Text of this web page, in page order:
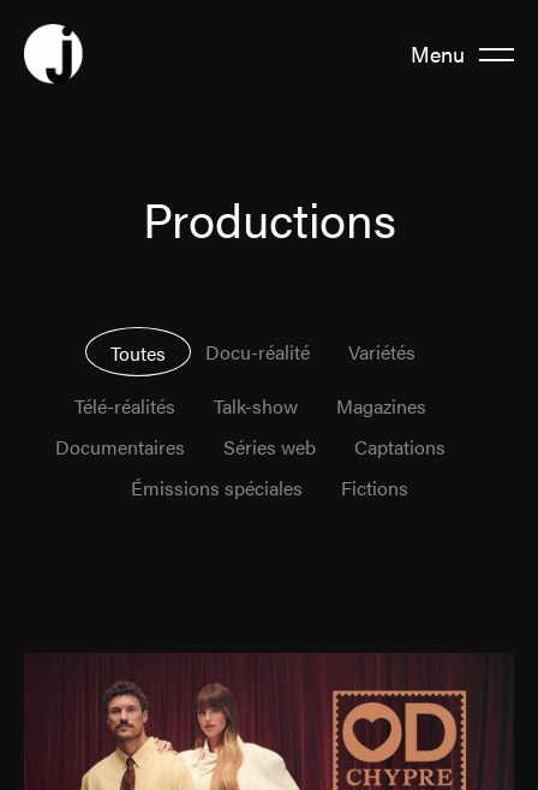
Menu
À propos
Productions
Actualités
Jinfluence
Julie Snyder
Productions
Toutes Docu-réalité
Variétés
Télé-réalités
Talk-show
Magazines
Documentaires
Séries web
Captations
Émissions spéciales
Fictions